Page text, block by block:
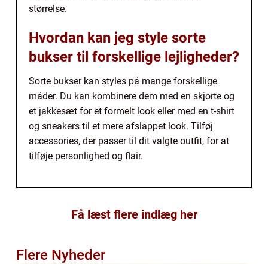
størrelse.
Hvordan kan jeg style sorte
bukser til forskellige lejligheder?
Sorte bukser kan styles på mange forskellige
måder. Du kan kombinere dem med en skjorte og
et jakkesæt for et formelt look eller med en t-shirt
og sneakers til et mere afslappet look. Tilføj
accessories, der passer til dit valgte outfit, for at
tilføje personlighed og flair.
Få læst flere indlæg her
Flere Nyheder